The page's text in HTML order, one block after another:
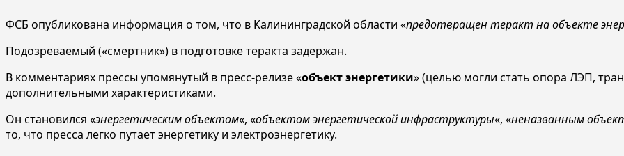
ФСБ опубликована информация о том, что в Калининградской области «предотвращен теракт на объекте
Подозреваемый («смертник») в подготовке теракта задержан.
В комментариях прессы упомянутый в пресс-релизе «объект энергетики» (целью могли стать опора ЛЭП,
дополнительными характеристиками.
Он становился «энергетическим объектом«, «объектом энергетической инфраструктуры«, «неназванным
то, что пресса легко путает энергетику и электроэнергетику.